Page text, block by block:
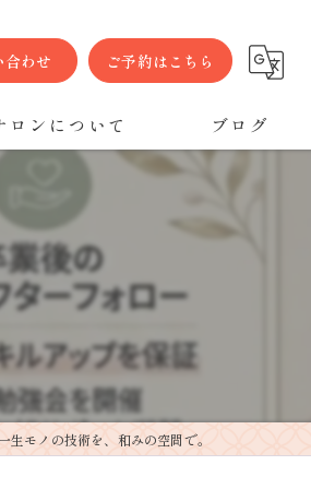
合わせ ご予約はこちら
ロンについて ブログ
生モノの技術を、和みの空間で。